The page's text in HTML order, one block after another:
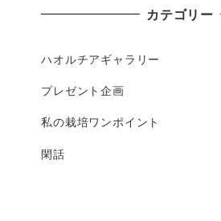
カテゴリー
ハオルチアギャラリー
プレゼント企画
私の栽培ワンポイント
閑話